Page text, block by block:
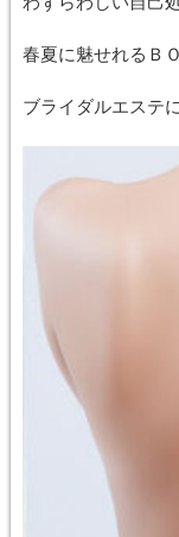
春夏に魅せれるＢ
ブライダルエステ